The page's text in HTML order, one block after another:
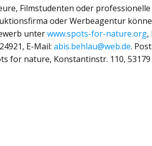
Filmstudenten oder
oder Werbeagentur
unterwww.spots-for-nature.org,
E-Mail:abis.behlau@web.de.
for nature, Konstantinstr. 110, 53179